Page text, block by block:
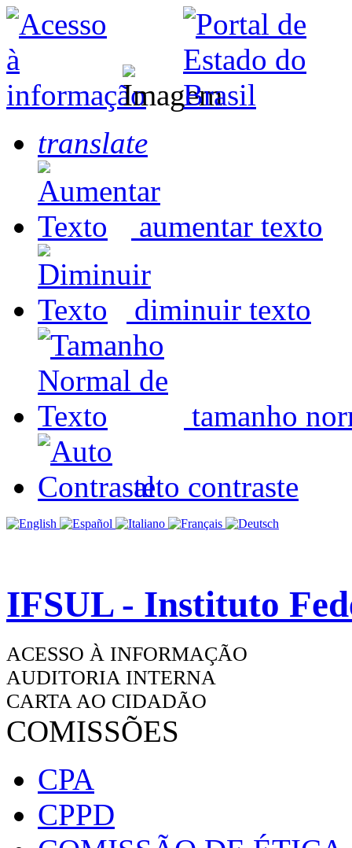
translate
aumentar texto
diminuir texto
tamanho
alto contraste
IFSUL - Instituto
ACESSO À INFORMAÇÃO
AUDITORIA INTERNA
CARTA AO CIDADÃO
COMISSÕES
CPA
CPPD